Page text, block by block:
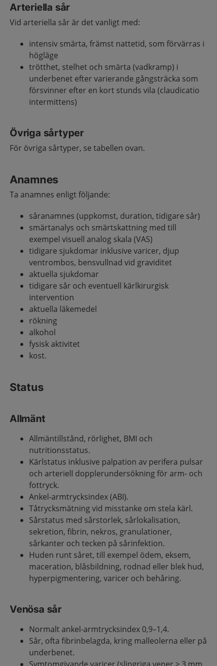
Arteriella sår
Vid arteriella sår är det vanligt med:
intensiv smärta, främst nattetid, som förvärras i
högläge
trötthet, stelhet och smärta (vadkramp) i
underbenet efter varierande gångsträcka som
försvinner efter en kort stunds vila (claudicatio
intermittens)
Övriga sårtyper
För övriga sårtyper, se tabellen ovan.
Anamnes
Ta anamnes enligt följande:
såranamnes (uppkomst, duration, tidigare sår)
smärtanalys och smärtskattning med till
exempel visuell analog skala (VAS)
tidigare sjukdomar inklusive varicer, djup
ventrombos, bensvullnad vid graviditet
aktuella sjukdomar
tidigare sår och eventuell kärlkirurgisk
intervention
aktuella läkemedel
rökning
alkohol
fysisk aktivitet
kost.
Status
Allmänt
Allmäntillstånd, rörlighet, BMI och
nutritionsstatus.
Kärlstatus inklusive palpation av perifera pulsar
och arteriell dopplerundersökning för arm- och
fottryck.
Ankel-armtrycksindex (ABI).
Tåtrycksmätning vid misstanke om stela kärl.
Sårstatus med sårstorlek, sårlokalisation,
sekretion, fibrin, nekros, granulationer,
sårkanter och tecken på sårinfektion.
Huden runt såret, till exempel ödem, eksem,
maceration, blåsbildning, rodnad eller blek hud,
hyperpigmentering, varicer och behåring.
Venösa sår
Normalt ankel-armtrycksindex 0,9–1,4.
Sår, ofta fibrinbelagda, kring malleolerna eller på
underbenet.